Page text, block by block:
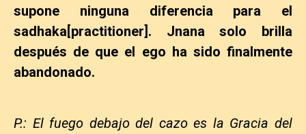
supone ninguna diferencia para el
sadhaka[practitioner]. Jnana solo brilla
después de que el ego ha sido finalmente
abandonado.
P.: El fuego debajo del cazo es la Gracia del